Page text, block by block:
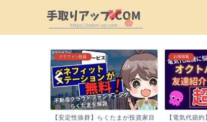
クラファン投資
【安定性抜群】らくたまが投資家目
お得情報
【電気代節